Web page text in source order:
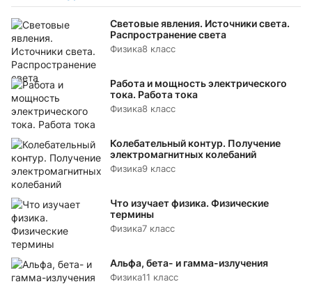
Световые явления. Источники света.
Распространение света
Физика8 класс
Работа и мощность электрического
тока. Работа тока
Физика8 класс
Колебательный контур. Получение
электромагнитных колебаний
Физика9 класс
Что изучает физика. Физические
термины
Физика7 класс
Альфа, бета- и гамма-излучения
Физика11 класс